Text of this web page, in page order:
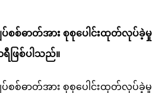
ပ်စစ်ဓာတ်အား စုစုပေါင်းထုတ်လုပ်ခဲ့မှု
ရီဖြစ်ပါသည်။
ပ်စစ်ဓာတ်အား စုစုပေါင်းထုတ်လုပ်ခဲ့မှု